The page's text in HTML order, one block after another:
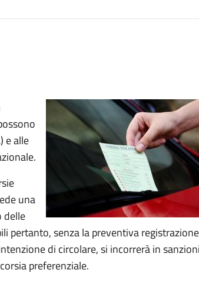
e alle
una
delle
pertanto, senza la preventiva
di circolare, si incorrerà in sanzioni
preferenziale.